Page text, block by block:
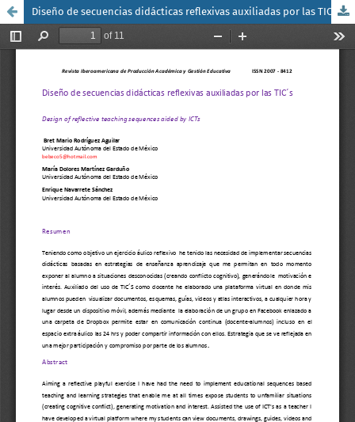
Diseño de secuencias didácticas reflexivas auxiliadas por las TIC´s